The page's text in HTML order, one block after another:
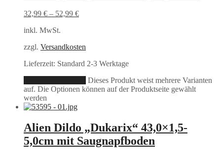
32,99 € – 52,99 €
inkl. MwSt.
zzgl. Versandkosten
Lieferzeit: Standard 2-3 Werktage
Dieses Produkt weist mehrere Varianten
auf. Die Optionen können auf der Produktseite gewählt
werden
Alien Dildo „Dukarix“ 43,0×1,5-
5,0cm mit Saugnapfboden